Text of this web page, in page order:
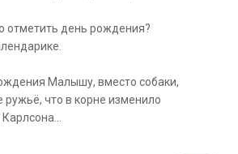
отметить день рождения?
Малышу, вместо собаки,
что в корне изменило